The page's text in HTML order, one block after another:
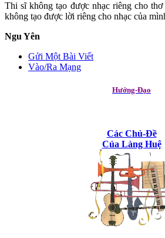
Thi sĩ không tạo được nhạc riêng cho
không tạo được lời riêng cho nhạc của
Ngu Yên
Gửi Một Bài Viết
Vào/Ra Mạng
Hướng-Đạo
Các Chủ-Đề
Của Làng Huệ